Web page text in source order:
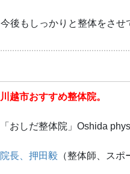
今後もしっかりと整体をさせ
川越市おすすめ整体院。
「おしだ整体院」Oshida
院長、押田毅 （整体師、スポ